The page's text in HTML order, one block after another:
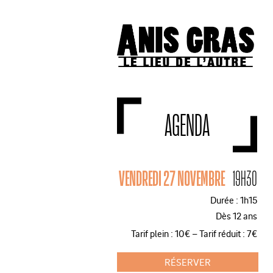
AGENDA
VENDREDI 27 NOVEMBRE 19H30
Durée : 1h15
Dès 12 ans
Tarif plein : 10€ – Tarif réduit : 7€
RÉSERVER